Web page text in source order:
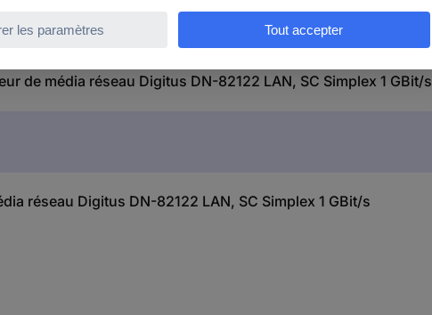
de média réseau Digitus DN-82122 LAN, SC Simplex 1 GBit/s
réseau Digitus DN-82122 LAN, SC Simplex 1 GBit/s